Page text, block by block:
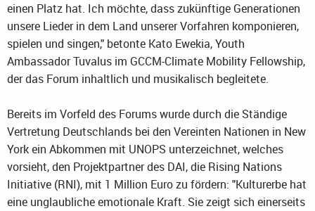
einen Platz hat. Ich möchte, dass zukünftige Generationen
unsere Lieder in dem Land unserer Vorfahren komponieren,
spielen und singen," betonte Kato Ewekia, Youth
Ambassador Tuvalus im GCCM-Climate Mobility Fellowship,
der das Forum inhaltlich und musikalisch begleitete.
Bereits im Vorfeld des Forums wurde durch die Ständige
Vertretung Deutschlands bei den Vereinten Nationen in New
York ein Abkommen mit UNOPS unterzeichnet, welches
vorsieht, den Projektpartner des DAI, die Rising Nations
Initiative (RNI), mit 1 Million Euro zu fördern: "Kulturerbe hat
eine unglaubliche emotionale Kraft. Sie zeigt sich einerseits